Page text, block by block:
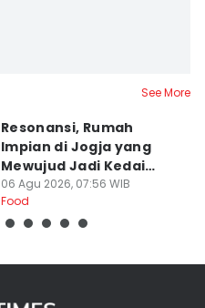
See More
Resonansi, Rumah
Impian di Jogja yang
Mewujud Jadi Kedai
Ramen dan Burger
06 Agu 2026, 07:56 WIB
Food